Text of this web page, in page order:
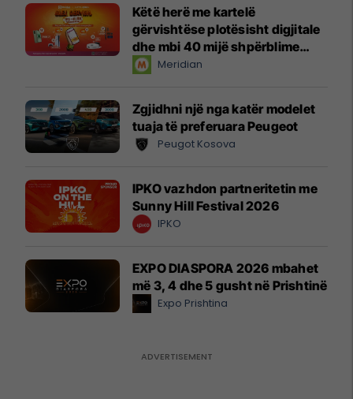
Këtë herë me kartelë
gërvishtëse plotësisht digjitale
dhe mbi 40 mijë shpërblime
instant!Meridian
Zgjidhni një nga katër modelet
tuaja të preferuara Peugeot
Peugot Kosova
IPKO vazhdon partneritetin me
Sunny Hill Festival 2026
IPKO
EXPO DIASPORA 2026 mbahet
më 3, 4 dhe 5 gusht në Prishtinë
Expo Prishtina